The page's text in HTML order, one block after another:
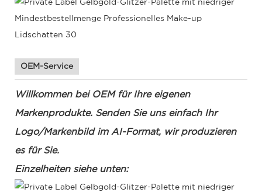
OEM-Service
Willkommen bei OEM für Ihre eigenen
Markenprodukte. Senden Sie uns einfach Ihr
Logo/Markenbild im AI-Format, wir produzieren
es für Sie.
Einzelheiten siehe unten: